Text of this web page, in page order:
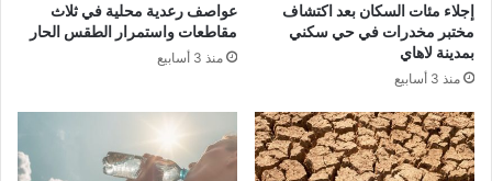
إجلاء مئات السكان بعد اكتشاف
مختبر مخدرات في حي سكني
بمدينة لاهاي
منذ 3 أسابيع
عواصف رعدية محلية في ثلاث
مقاطعات واستمرار الطقس الحار
منذ 3 أسابيع